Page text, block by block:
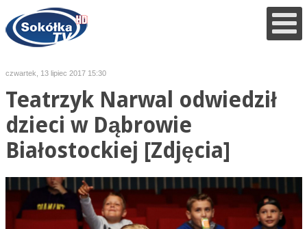
czwartek, 13 lipiec 2017 15:30
Teatrzyk Narwal odwiedził
dzieci w Dąbrowie
Białostockiej [Zdjęcia]